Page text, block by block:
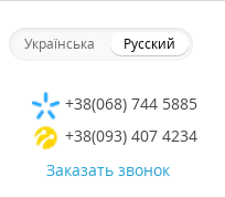
Українська Русский
+38(068) 744 5885
+38(093) 407 4234
Заказать звонок